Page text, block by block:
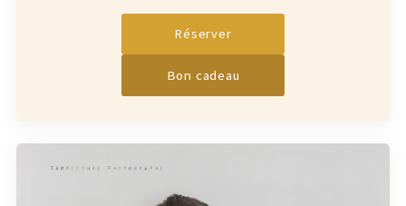
Réserver
Bon cadeau